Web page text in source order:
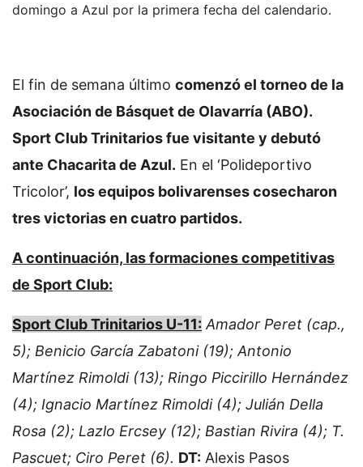
domingo a Azul por la primera fecha del calendario.
El fin de semana último comenzó el torneo de la
Asociación de Básquet de Olavarría (ABO).
Sport Club Trinitarios fue visitante y debutó
ante Chacarita de Azul. En el ‘Polideportivo
Tricolor’, los equipos bolivarenses cosecharon
tres victorias en cuatro partidos.
A continuación, las formaciones competitivas
de Sport Club:
Sport Club Trinitarios U-11: Amador Peret (cap.,
5); Benicio García Zabatoni (19); Antonio
Martínez Rimoldi (13); Ringo Piccirillo Hernández
(4); Ignacio Martínez Rimoldi (4); Julián Della
Rosa (2); Lazlo Ercsey (12); Bastian Rivira (4); T.
Pascuet; Ciro Peret (6). DT: Alexis Pasos